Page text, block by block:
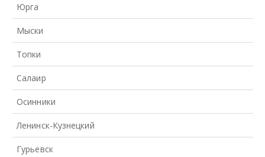
Юрга
Мыски
Топки
Салаир
Осинники
Ленинск-Кузнецкий
Гурьевск